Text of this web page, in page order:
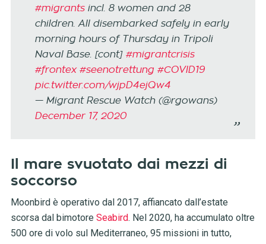
#migrantsincl. 8 women and 28
children. All disembarked safely in early
morning hours of Thursday in Tripoli
Naval Base. [cont] #migrantcrisis
#frontex #seenotrettung #COVID19
pic.twitter.com/wjpD4ejQw4
— Migrant Rescue Watch (@rgowans)
December 17, 2020
Il mare svuotato dai mezzi di
soccorso
Moonbird è operativo dal 2017, affiancato dall’estate
scorsa dal bimotore Seabird. Nel 2020, ha accumulato oltre
500 ore di volo sul Mediterraneo, 95 missioni in tutto,